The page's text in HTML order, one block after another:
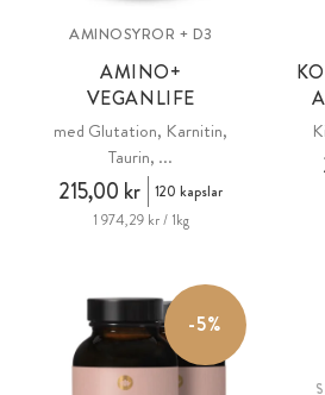
AMINOSYROR + D3
AMINO+
VEGANLIFE
med Glutation, Karnitin,
Taurin, ...
215,00 kr
120 kapslar
1 974,29 kr / 1kg
-5%